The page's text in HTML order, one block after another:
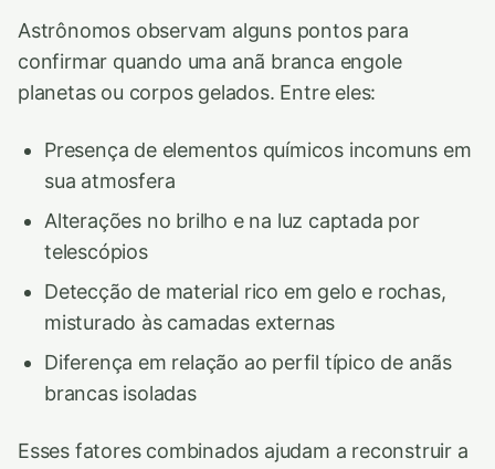
Astrônomos observam alguns pontos para
confirmar quando uma anã branca engole
planetas ou corpos gelados. Entre eles:
Presença de elementos químicos incomuns em
sua atmosfera
Alterações no brilho e na luz captada por
telescópios
Detecção de material rico em gelo e rochas,
misturado às camadas externas
Diferença em relação ao perfil típico de anãs
brancas isoladas
Esses fatores combinados ajudam a reconstruir a